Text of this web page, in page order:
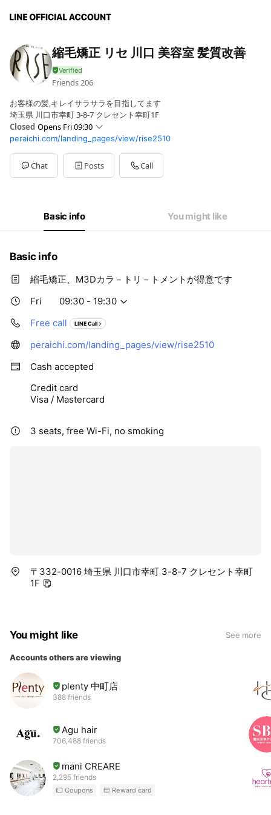
縮毛矯正 リセ 川口 美容室 髪質改善
Friends 206
お客様の髪,キレイサラサラを目指してます
埼玉県 川口市幸町 3-8-7 クレセント幸町1F
Closed Opens Fri 09:30
Sun09:00 - 20:00,00:00 - 00:00
Mon09:30 - 19:30
TueClosed
Wed09:30 - 19:30
09:00 - 20:00,00:00 - 00:00
peraichi.com/landing_pages/view/rise2510
Chat Posts Call
Basic info You might like
Basic info
縮毛矯正、M3Dカラ－トリ－トメントが得意です
Fri
09:30 - 19:30
Free call
LINE Call
peraichi.com/landing_pages/view/rise2510
Cash accepted
Credit card
Visa / Mastercard
3 seats, free Wi-Fi, no smoking
〒332-0016 埼玉県 川口市幸町 3-8-7 クレセント幸町
1F
You might like See more
Accounts others are viewing
plenty 中町店
388 friends
Agu hair
706,488 friends
mani CREARE
2,295 friends
Coupons Reward card